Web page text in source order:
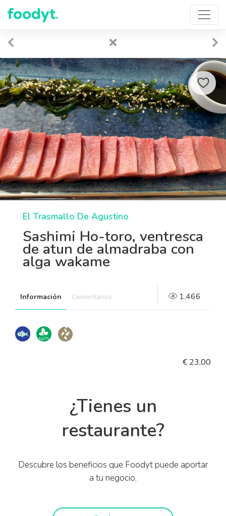
El Trasmallo De Agustino
Sashimi Ho-toro, ventresca
de atun de almadraba con
alga wakame
Información Comentarios 1.466
€ 23,00
¿Tienes un
restaurante?
Descubre los beneficios que Foodyt puede aportar
a tu negocio.